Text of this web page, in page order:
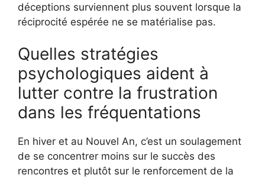
déceptions surviennent plus souvent lorsque la
réciprocité espérée ne se matérialise pas.
Quelles stratégies
psychologiques aident à
lutter contre la frustration
dans les fréquentations
En hiver et au Nouvel An, c’est un soulagement
de se concentrer moins sur le succès des
rencontres et plutôt sur le renforcement de la